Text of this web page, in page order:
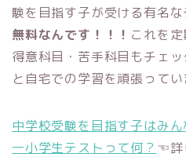
験を目指す子が受ける有名な
無料なんです！！！ これを
得意科目・苦手科目もチェ
と自宅での学習を頑張って
中学校受験を目指す子はみ
一小学生テストって何？ ☜詳